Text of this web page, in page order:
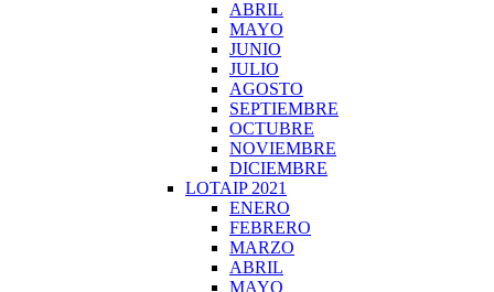
ABRIL
MAYO
JUNIO
JULIO
AGOSTO
SEPTIEMBRE
OCTUBRE
NOVIEMBRE
DICIEMBRE
LOTAIP 2021
ENERO
FEBRERO
MARZO
ABRIL
MAYO